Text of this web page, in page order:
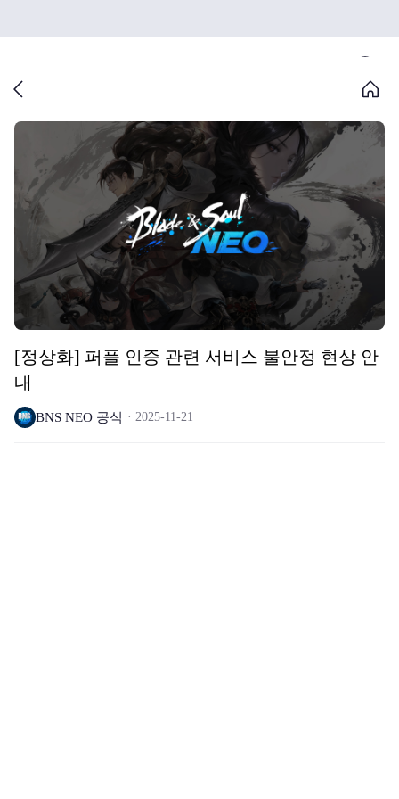
[정상화] 퍼플 인증 관련 서비스 불안정 현상 안
내
BNS NEO 공식 2025-11-21